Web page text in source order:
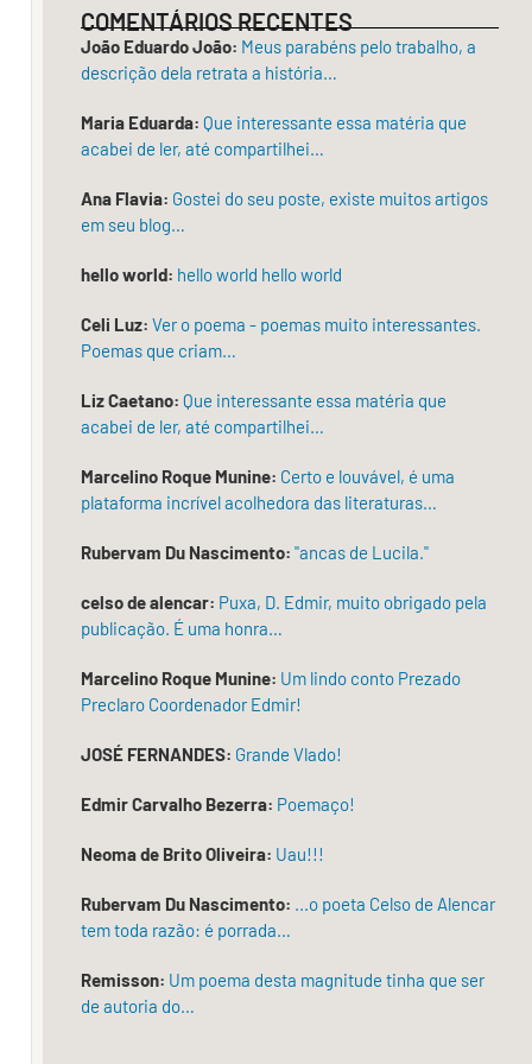
de
revelar
que
lentamente
no
Em
olhar
volta-
ao
corpo
da
manhã
numa
“bolha
tempo
incandescente”,
COMENTÁRIOS RECENTES
João Eduardo João: Meus parabéns pelo trabalho, a
descrição dela retrata a história…
Maria Eduarda: Que interessante essa matéria que
acabei de ler, até compartilhei…
Ana Flavia: Gostei do seu poste, existe muitos artigos
em seu blog…
hello world: hello world hello world
Celi Luz: Ver o poema - poemas muito interessantes.
Poemas que criam…
Liz Caetano: Que interessante essa matéria que
acabei de ler, até compartilhei…
Marcelino Roque Munine: Certo e louvável, é uma
plataforma incrível acolhedora das literaturas…
Rubervam Du Nascimento: "ancas de Lucila."
celso de alencar: Puxa, D. Edmir, muito obrigado pela
publicação. É uma honra…
Marcelino Roque Munine: Um lindo conto Prezado
Preclaro Coordenador Edmir!
JOSÉ FERNANDES: Grande Vlado!
Edmir Carvalho Bezerra: Poemaço!
Neoma de Brito Oliveira: Uau!!!
Rubervam Du Nascimento: ...o poeta Celso de Alencar
tem toda razão: é porrada…
Remisson: Um poema desta magnitude tinha que ser
de autoria do…